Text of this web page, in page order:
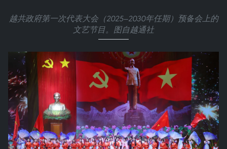
越共政府第一次代表大会（2025—2030年任期）预备会上的
文艺节目。图自越通社